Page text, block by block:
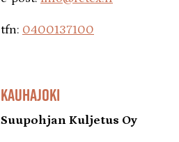
tfn: 0400137100
KAUHAJOKI
Suupohjan Kuljetus Oy